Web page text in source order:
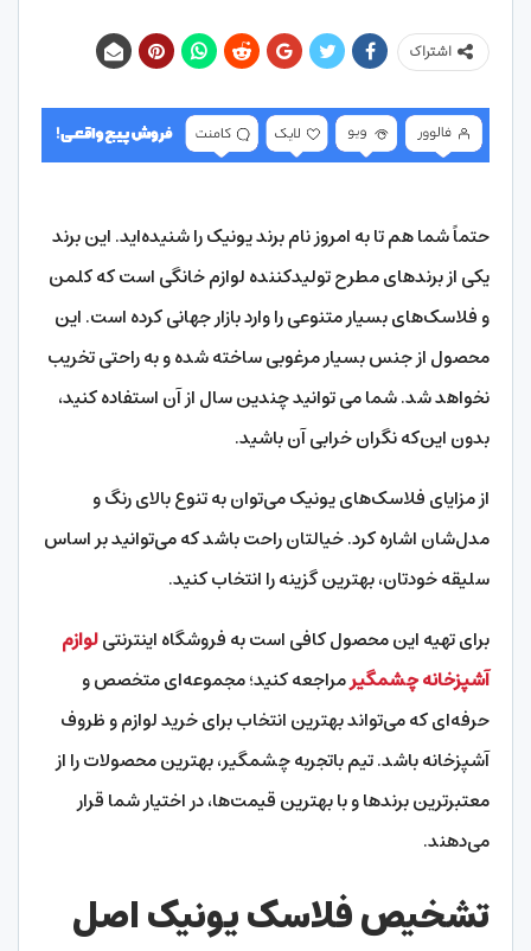
اشتراک
حتماً شما هم تا به امروز نام برند یونیک را شنیده‌اید. این برند
یکی از برندهای مطرح تولیدکننده لوازم خانگی است که کلمن
و فلاسک‌های بسیار متنوعی را وارد بازار جهانی کرده است. این
محصول از جنس بسیار مرغوبی ساخته شده و به راحتی تخریب
نخواهد شد. شما می توانید چندین سال از آن استفاده کنید،
بدون این‌که نگران خرابی آن باشید.
از مزایای فلاسک‌های یونیک می‌توان به تنوع بالای رنگ و
مدل‌شان اشاره کرد. خیالتان راحت باشد که می‌توانید بر اساس
سلیقه خودتان، بهترین گزینه را انتخاب کنید.
برای تهیه این محصول کافی است به فروشگاه اینترنتیلوازم
آشپزخانه چشمگیرمراجعه کنید؛ مجموعه‌ای متخصص و
حرفه‌ای که می‌تواند بهترین انتخاب برای خرید لوازم و ظروف
آشپزخانه باشد. تیم باتجربه چشمگیر، بهترین محصولات را از
معتبرترین برندها و با بهترین قیمت‌ها، در اختیار شما قرار
می‌دهند.
تشخیص فلاسک یونیک اصل